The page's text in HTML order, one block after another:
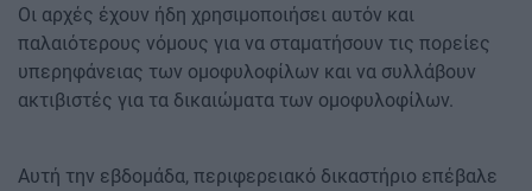
Οι αρχές έχουν ήδη χρησιμοποιήσει αυτόν και
παλαιότερους νόμους για να σταματήσουν τις πορείες
υπερηφάνειας των ομοφυλοφίλων και να συλλάβουν
ακτιβιστές για τα δικαιώματα των ομοφυλοφίλων.
Αυτή την εβδομάδα, περιφερειακό δικαστήριο επέβαλε